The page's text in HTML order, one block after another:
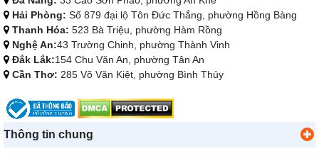
Hải Phòng: Số 879 đại lộ Tôn Đức Thắng, phường Hồng Bàng
Thanh Hóa: 523 Bà Triệu, phường Hàm Rồng
Nghệ An:43 Trường Chinh, phường Thành Vinh
Đắk Lắk:154 Chu Văn An, phường Tân An
Cần Thơ: 285 Võ Văn Kiệt, phường Bình Thủy
Thông tin chung